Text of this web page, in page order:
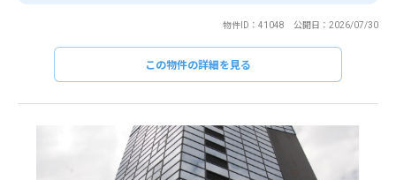
物件ID：41048 公開日：2026/07/30
この物件の詳細を見る